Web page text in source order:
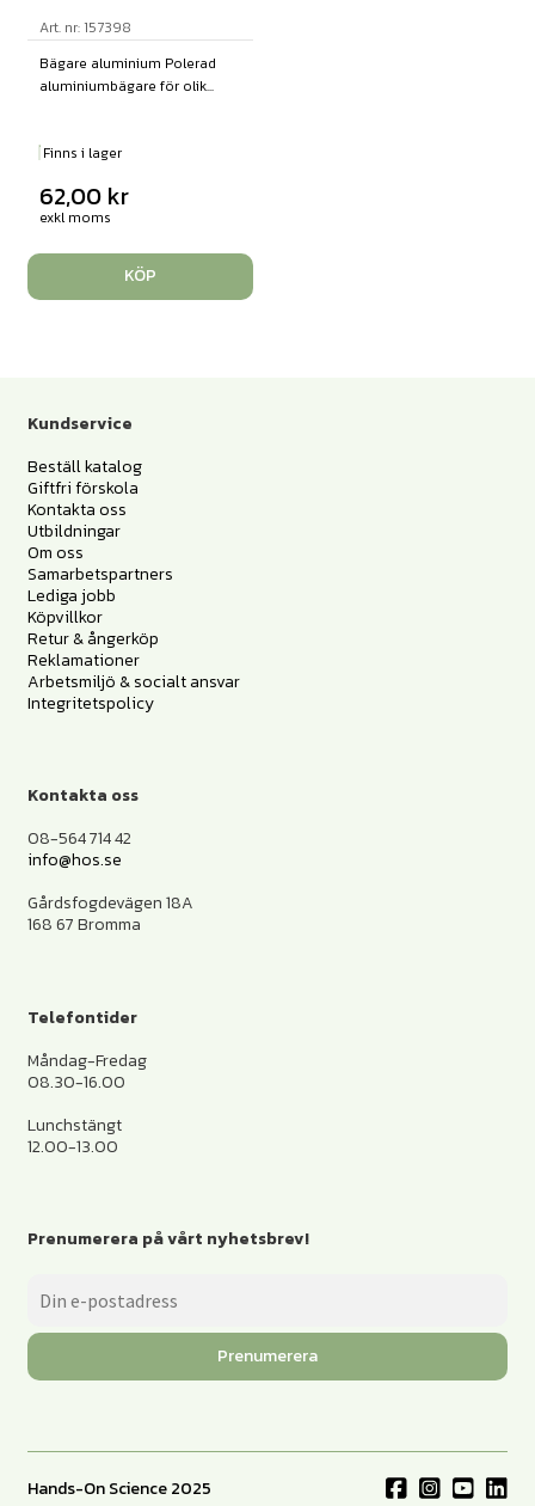
Art. nr: 157398
Bägare aluminium Polerad
aluminiumbägare för olik...
Finns i lager
62,00 kr
exkl moms
KÖP
Kundservice
Beställ katalog
Giftfri förskola
Kontakta oss
Utbildningar
Om oss
Samarbetspartners
Lediga jobb
Köpvillkor
Retur & ångerköp
Reklamationer
Arbetsmiljö & socialt ansvar
Integritetspolicy
Kontakta oss
08-564 714 42
info@hos.se
Gårdsfogdevägen 18A
168 67 Bromma
Telefontider
Måndag-Fredag
08.30-16.00
Lunchstängt
12.00-13.00
Prenumerera på vårt nyhetsbrev!
Prenumerera
Hands-On Science 2025